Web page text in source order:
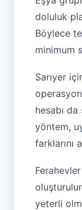
doluluk
Böylece
minimum
Sarıyer
hesabı
yöntem,
farklarını
yeterli